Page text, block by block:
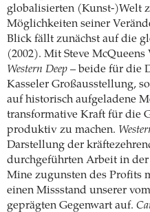
globalisierten (Kunst-)Welt
Möglichkeiten seiner
Blick fällt zunächst auf die
(2002). Mit Steve
Western Deep – beide für die
Kasseler Großausstellung,
auf historisch aufgeladene
transformative Kraft für die
produktiv zu machen.
Darstellung der
durchgeführten Arbeit in
Mine zugunsten des Profits
einen Missstand unserer
geprägten Gegenwart auf.